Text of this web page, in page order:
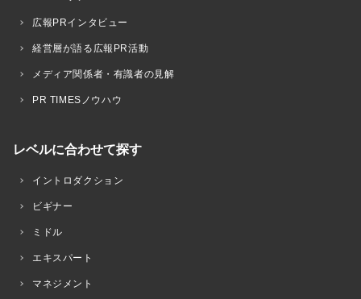
広報PRインタビュー
経営層が語る広報PR活動
メディア関係者・有識者の見解
PR TIMESノウハウ
レベルに合わせて探す
イントロダクション
ビギナー
ミドル
エキスパート
マネジメント